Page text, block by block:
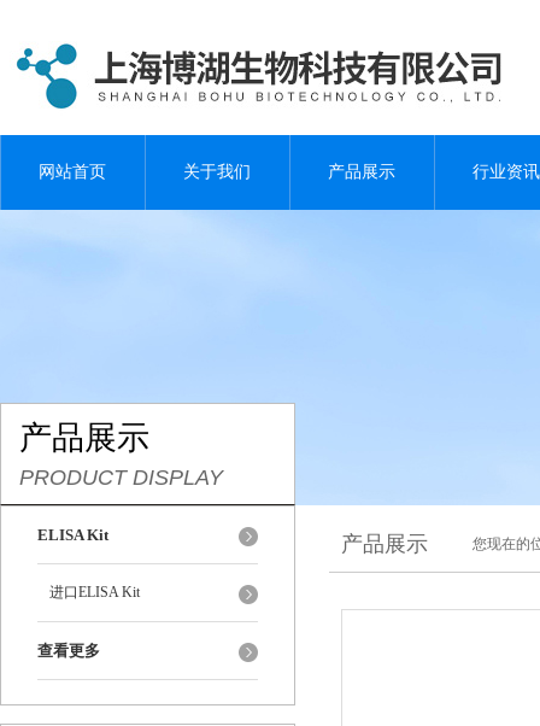
网站首页 关于我们 产品展示 行业资讯
产品展示
PRODUCT DISPLAY
ELISA Kit
进口ELISA Kit
查看更多
产品展示 您现在的